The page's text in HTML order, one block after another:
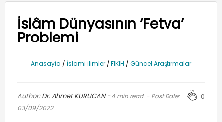
İslâm Dünyasının ‘Fetva’
Problemi
Anasayfa / İslami İlimler / FIKIH / Güncel Araştırmalar
Author:Dr. Ahmet KURUCAN- 4 min read. - Post Date:
03/09/2022
0